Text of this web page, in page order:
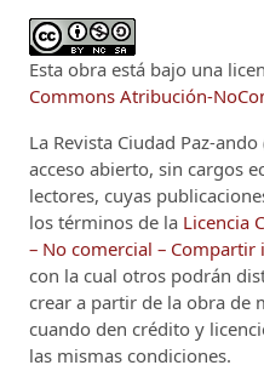
Esta obra está bajo una
Commons Atribución-
La Revista Ciudad Paz-ando
acceso abierto, sin cargos
lectores, cuyas
los términos de la Licencia
– No comercial – Compartir
con la cual otros podrán
crear a partir de la obra de
cuando den crédito y
las mismas condiciones.